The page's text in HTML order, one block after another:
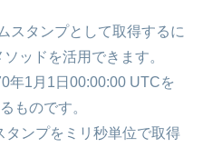
スタンプとして取得するに
ッドを活用できます。
年1月1日00:00:00 UTCを
ものです。
タンプをミリ秒単位で取得